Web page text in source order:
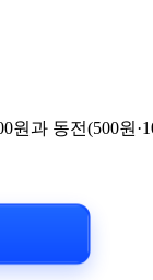
과 동전(500원